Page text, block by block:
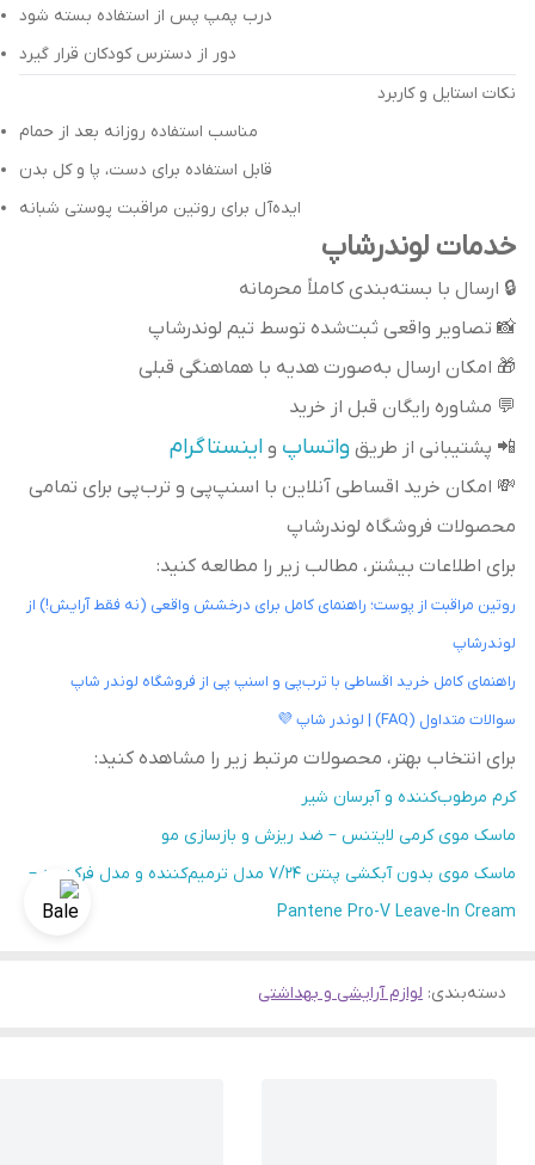
درب پمپ پس از استفاده بسته شود
دور از دسترس کودکان قرار گیرد
نکات استایل و کاربرد
مناسب استفاده روزانه بعد از حمام
قابل استفاده برای دست، پا و کل بدن
ایده‌آل برای روتین مراقبت پوستی شبانه
خدمات لوندرشاپ
🔒 ارسال با بسته‌بندی کاملاً محرمانه
📸 تصاویر واقعی ثبت‌شده توسط تیم لوندرشاپ
🎁 امکان ارسال به‌صورت هدیه با هماهنگی قبلی
💬 مشاوره رایگان قبل از خرید
📲 پشتیبانی از طریق واتساپ و اینستاگرام
💸 امکان خرید اقساطی آنلاین با اسنپ‌پی و ترب‌پی برای تمامی
محصولات فروشگاه لوندرشاپ
برای اطلاعات بیشتر، مطالب زیر را مطالعه کنید:
روتین مراقبت از پوست؛ راهنمای کامل برای درخشش واقعی (نه فقط آرایش!) از
لوندرشاپ
راهنمای کامل خرید اقساطی با ترب‌پی و اسنپ پی از فروشگاه لوندر شاپ
سوالات متداول (FAQ) | لوندر شاپ 💜
برای انتخاب بهتر، محصولات مرتبط زیر را مشاهده کنید:
کرم مرطوب‌کننده و آبرسان شیر
ماسک موی کرمی لایتنس – ضد ریزش و بازسازی مو
ماسک موی بدون آبکشی پنتن 7/24 مدل ترمیم‌کننده و مدل فرکننده –
Pantene Pro-V Leave-In Cream
دسته‌بندی: لوازم آرایشی و بهداشتی